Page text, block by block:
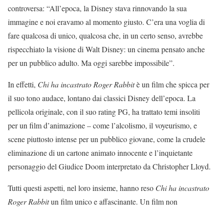
controversa: “All’epoca, la Disney stava rinnovando la sua
immagine e noi eravamo al momento giusto. C’era una voglia di
fare qualcosa di unico, qualcosa che, in un certo senso, avrebbe
rispecchiato la visione di Walt Disney: un cinema pensato anche
per un pubblico adulto. Ma oggi sarebbe impossibile”.
In effetti, Chi ha incastrato Roger Rabbitè un film che spicca per
il suo tono audace, lontano dai classici Disney dell’epoca. La
pellicola originale, con il suo rating PG, ha trattato temi insoliti
per un film d’animazione – come l’alcolismo, il voyeurismo, e
scene piuttosto intense per un pubblico giovane, come la crudele
eliminazione di un cartone animato innocente e l’inquietante
personaggio del Giudice Doom interpretato da Christopher Lloyd.
Tutti questi aspetti, nel loro insieme, hanno reso Chi ha incastrato
Roger Rabbitun film unico e affascinante. Un film non